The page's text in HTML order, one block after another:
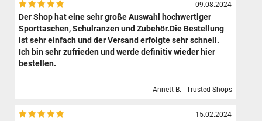
09.08.2024
Der Shop hat eine sehr große Auswahl hochwertiger
Sporttaschen, Schulranzen und Zubehör.Die Bestellung
ist sehr einfach und der Versand erfolgte sehr schnell.
Ich bin sehr zufrieden und werde definitiv wieder hier
bestellen.
Annett B. | Trusted Shops
15.02.2024